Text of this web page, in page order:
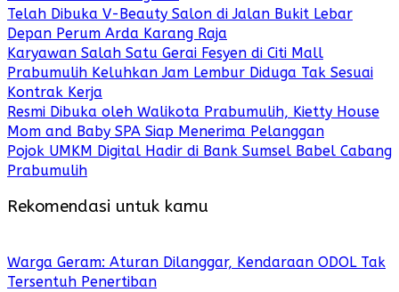
Telah Dibuka V-Beauty Salon di Jalan Bukit Lebar
Depan Perum Arda Karang Raja
Karyawan Salah Satu Gerai Fesyen di Citi Mall
Prabumulih Keluhkan Jam Lembur Diduga Tak Sesuai
Kontrak Kerja
Resmi Dibuka oleh Walikota Prabumulih, Kietty House
Mom and Baby SPA Siap Menerima Pelanggan
Pojok UMKM Digital Hadir di Bank Sumsel Babel Cabang
Prabumulih
Rekomendasi untuk kamu
Warga Geram: Aturan Dilanggar, Kendaraan ODOL Tak
Tersentuh Penertiban